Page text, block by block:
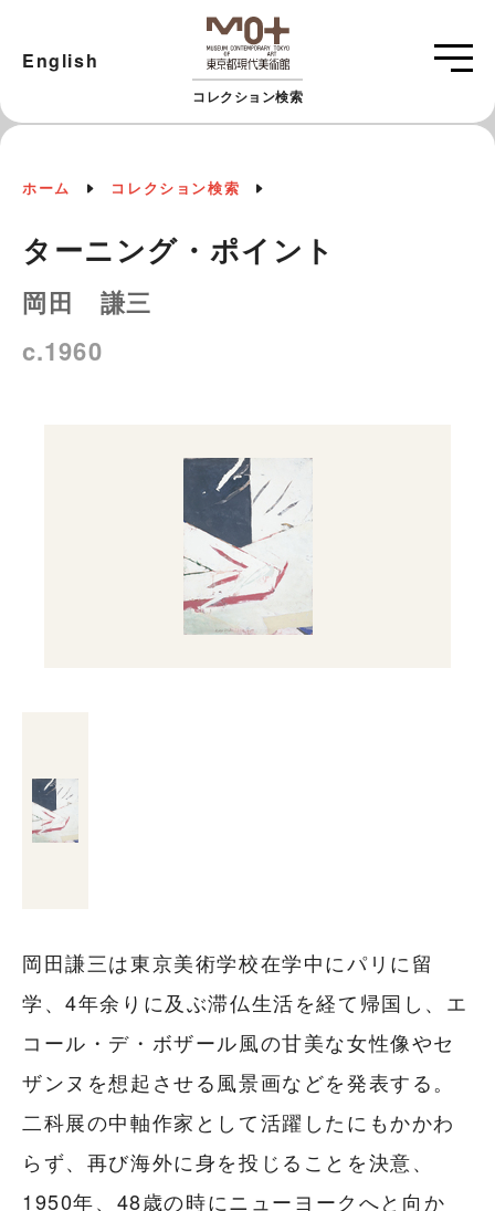
コレクション検索
English
ホーム コレクション検索
ターニング・ポイント
岡田 謙三
c.1960
岡田謙三は東京美術学校在学中にパリに留
学、4年余りに及ぶ滞仏生活を経て帰国し、エ
コール・デ・ボザール風の甘美な女性像やセ
ザンヌを想起させる風景画などを発表する。
二科展の中軸作家として活躍したにもかかわ
らず、再び海外に身を投じることを決意、
1950年、48歳の時にニューヨークへと向か